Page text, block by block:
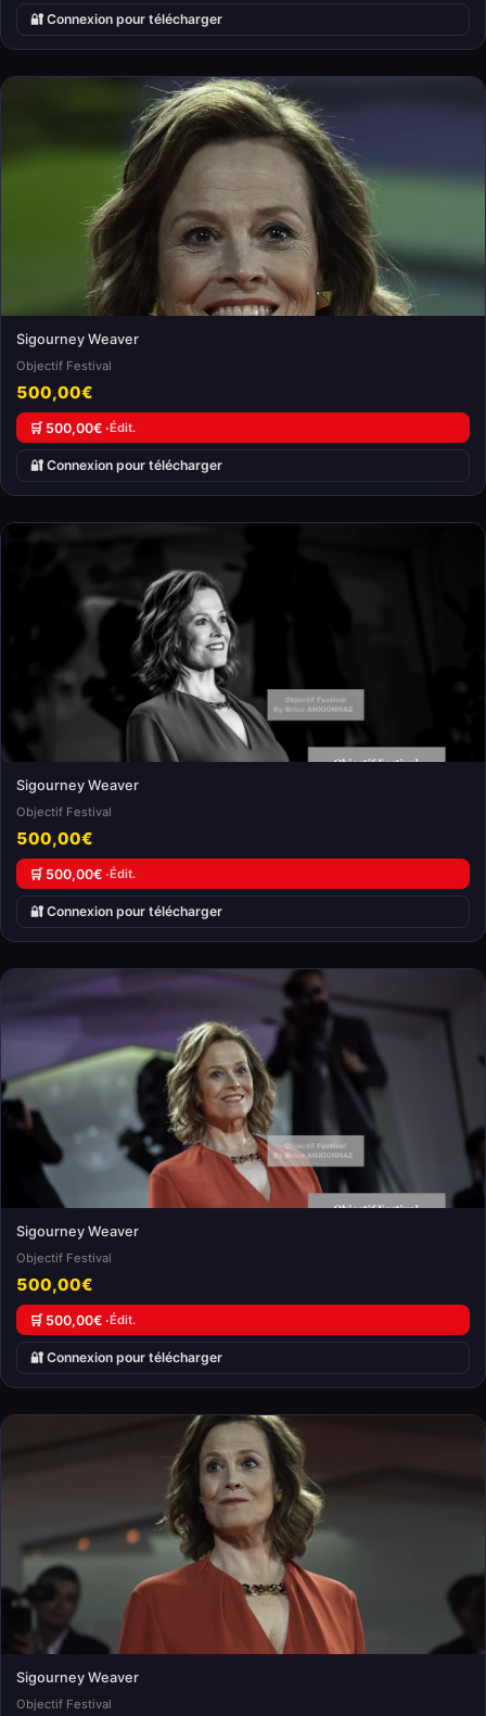
🔐 Connexion pour télécharger
Sigourney Weaver
Objectif Festival
500,00€
🛒 500,00€ ·Édit.
🔐 Connexion pour télécharger
Sigourney Weaver
Objectif Festival
500,00€
🛒 500,00€ ·Édit.
🔐 Connexion pour télécharger
Sigourney Weaver
Objectif Festival
500,00€
🛒 500,00€ ·Édit.
🔐 Connexion pour télécharger
Sigourney Weaver
Objectif Festival